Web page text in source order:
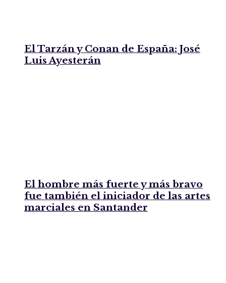
El Tarzán y Conan de España: José
Luis Ayesterán
El hombre más fuerte y más bravo
fue también el iniciador de las artes
marciales en Santander